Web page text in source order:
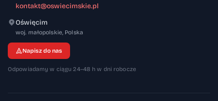
kontakt@oswiecimskie.pl
Oświęcim
woj. małopolskie, 32-600
Polska
Napisz do nas
Odpowiadamy w ciągu 24–48 h w dni robocze